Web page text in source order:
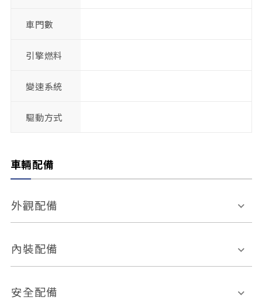
車門數
引擎燃料
變速系統
驅動方式
車輛配備
外觀配備
電動天窗
後視鏡方向指示燈
內裝配備
多功能方向盤
安全配備